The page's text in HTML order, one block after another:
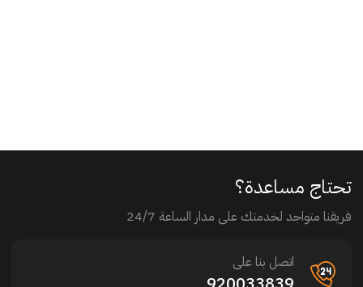
تحتاج مساعدة؟
فريقنا متواجد لخدمتك على مدار الساعة 24/7
اتصل بنا على